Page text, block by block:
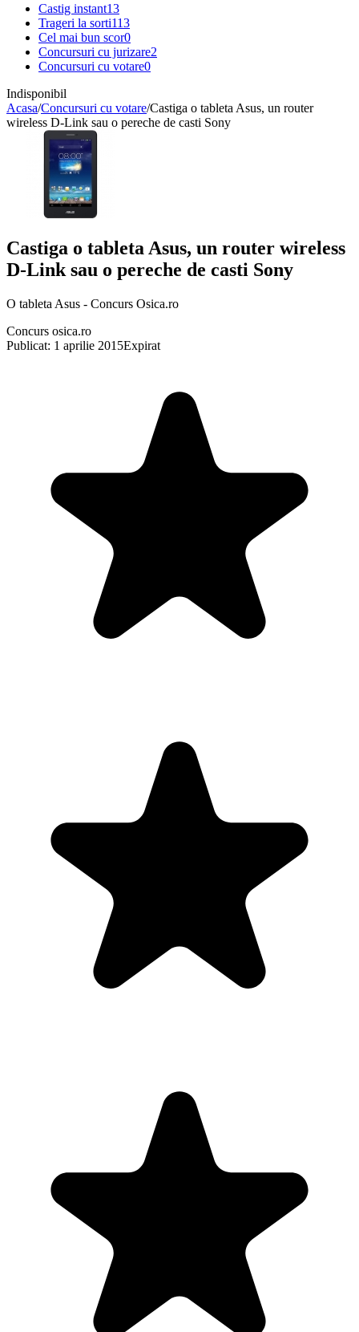
Castig instant13
Trageri la sorti113
Cel mai bun scor0
Concursuri cu jurizare2
Concursuri cu votare0
Indisponibil
Acasa/Concursuri cu votare/Castiga o tableta Asus, un router
wireless D-Link sau o pereche de casti Sony
Castiga o tableta Asus, un router wireless
D-Link sau o pereche de casti Sony
O tableta Asus - Concurs Osica.ro
Concurs osica.ro
Publicat: 1 aprilie 2015Expirat